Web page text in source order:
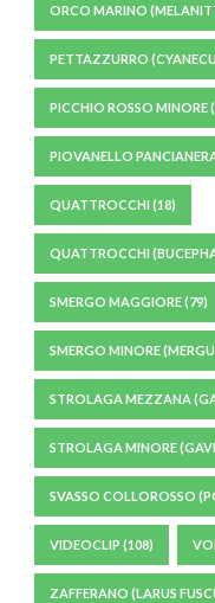
ORCO MARINO
PETTAZZURRO
PICCHIO ROSSO MINORE
PIOVANELLO
QUATTROCCHI (18)
QUATTROCCHI
SMERGO MAGGIORE(79)
SMERGO MINORE
STROLAGA MEZZANA
STROLAGA MINORE
SVASSO COLLOROSSO
VIDEOCLIP (108)
ZAFFERANO (LARUS